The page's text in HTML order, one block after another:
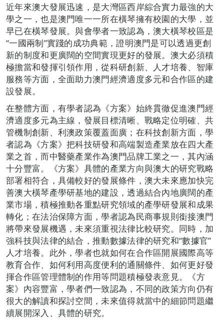
近年來澳大發展迅速，是大灣區西岸綜合實力最強的大
學之一，也是澳門唯一一所在橫琴擁有校園的大學，並
早已在橫琴發展。與會學者一致認為，澳大橫琴校區是
“一國兩制”實踐的成功典範，證明澳門是可以透過更創
新的制度和更廣闊的空間實現更好的發展。澳大必須積
極擔當和發揮引領作用，從科研創新、人才培養、智庫
服務等方面，全面助力澳門經濟適度多元和合作區的建
設發展。
在整體方面，有學者認為《方案》始終貫徹促進澳門經
濟適度多元為主線，發展目標清晰、戰略定位明確、共
管機制創新、利澳政策覆蓋面廣；在科技創新方面，學
者認為《方案》把科技研發和高端製造產業放在四大產
業之首，而中醫藥產業作為澳門品牌工業之一，其內涵
十分豐富。《方案》具體的產業方向與澳大的研究戰略
部署相符合，具備較好的發展條件，澳大未來應加快完
善澳大橫琴產學研基地的建設，透過結合內地廣闊的產
業市場，積極推動各重點研究領域的產學研發展和成果
轉化；在法治保障方面，學者認為民商事規則銜接澳門
將帶來發展機遇，未來須重視法律比較研究。同時，加
強科技與法律的結合，推動數據法律的研究和“數據官”
人才培養。此外，學者也就如何在合作區開展國際高等
教育合作、如何利用高度便利的通關條件、如何更好發
揮合作區管理體制的作用等問題積極發表意見。《方
案》內容豐富，學者們一致認為，不同的政策方向仍有
很大的解讀和探討空間，未來值得就當中的細節問題繼
續展開深入、具體的研究。